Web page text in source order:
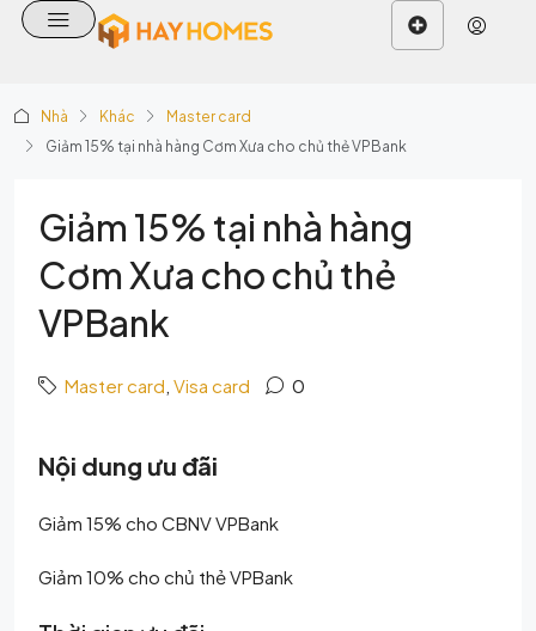
Nhà Khác
Master card
Giảm 15% tại nhà hàng Cơm Xưa cho chủ thẻ VPBank
Giảm 15% tại nhà hàng
Cơm Xưa cho chủ thẻ
VPBank
Master card Visa card 0
Nội dung ưu đãi
Giảm 15% cho CBNV VPBank
Giảm 10% cho chủ thẻ VPBank